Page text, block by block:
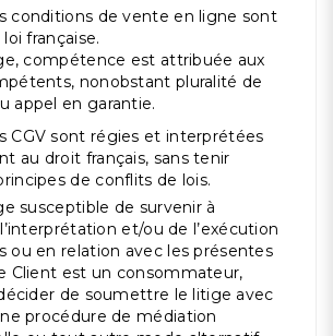
conditions de vente en ligne sont
française.
compétence est attribuée aux
nonobstant pluralité de
appel en garantie.
CGV sont régies et interprétées
au droit français, sans tenir
de conflits de lois.
susceptible de survenir à
et/ou de l’exécution
ou en relation avec les présentes
Client est un consommateur,
de soumettre le litige avec
procédure de médiation